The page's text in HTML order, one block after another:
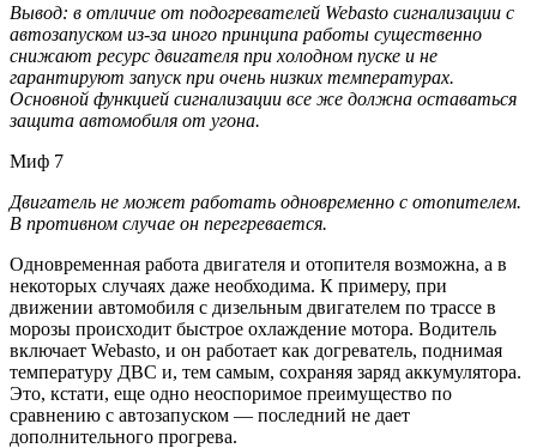
Вывод: в отличие от подогревателей Webasto сигнализации с
автозапуском из-за иного принципа работы существенно
снижают ресурс двигателя при холодном пуске и не
гарантируют запуск при очень низких температурах.
Основной функцией сигнализации все же должна оставаться
защита автомобиля от угона.
Миф 7
Двигатель не может работать одновременно с отопителем.
В противном случае он перегревается.
Одновременная работа двигателя и отопителя возможна, а в
некоторых случаях даже необходима. К примеру, при
движении автомобиля с дизельным двигателем по трассе в
морозы происходит быстрое охлаждение мотора. Водитель
включает Webasto, и он работает как догреватель, поднимая
температуру ДВС и, тем самым, сохраняя заряд аккумулятора.
Это, кстати, еще одно неоспоримое преимущество по
сравнению с автозапуском — последний не дает
дополнительного прогрева.